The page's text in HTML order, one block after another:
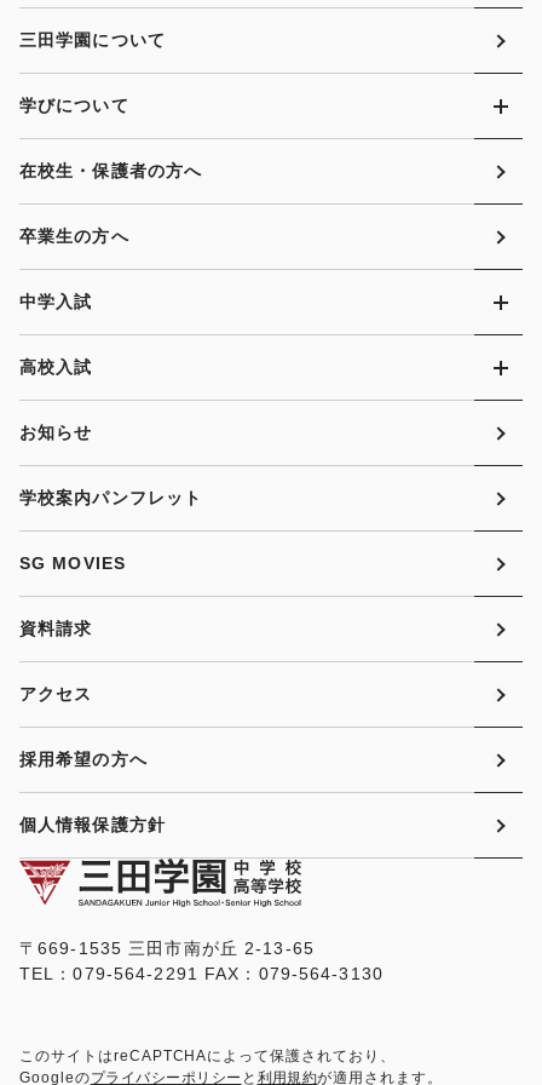
〒669-1535 三田市南が丘 2-13-65
TEL：079-564-2291 FAX：079-564-3130
このサイトはreCAPTCHAによって保護されており、
Googleのプライバシーポリシー と 利用規約が適用されます。
三田学園について
学びについて
在校生・保護者の方へ
卒業生の方へ
中学入試
高校入試
お知らせ
学校案内パンフレット
SG MOVIES
資料請求
アクセス
採用希望の方へ
個人情報保護方針